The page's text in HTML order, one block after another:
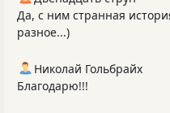
Да, с ним странная
разное...)
Николай Гольбрайх
Благодарю!!!